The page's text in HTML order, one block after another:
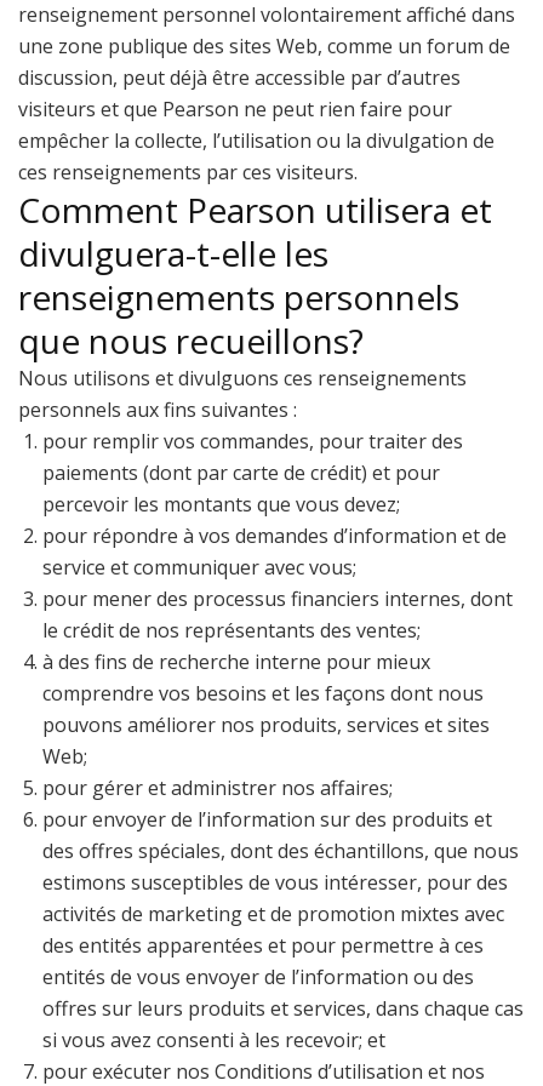
renseignement personnel volontairement affiché dans
une zone publique des sites Web, comme un forum de
discussion, peut déjà être accessible par d’autres
visiteurs et que Pearson ne peut rien faire pour
empêcher la collecte, l’utilisation ou la divulgation de
ces renseignements par ces visiteurs.
Comment Pearson utilisera et
divulguera-t-elle les
renseignements personnels
que nous recueillons?
Nous utilisons et divulguons ces renseignements
personnels aux fins suivantes :
pour remplir vos commandes, pour traiter des
paiements (dont par carte de crédit) et pour
percevoir les montants que vous devez;
pour répondre à vos demandes d’information et de
service et communiquer avec vous;
pour mener des processus financiers internes, dont
le crédit de nos représentants des ventes;
à des fins de recherche interne pour mieux
comprendre vos besoins et les façons dont nous
pouvons améliorer nos produits, services et sites
Web;
pour gérer et administrer nos affaires;
pour envoyer de l’information sur des produits et
des offres spéciales, dont des échantillons, que nous
estimons susceptibles de vous intéresser, pour des
activités de marketing et de promotion mixtes avec
des entités apparentées et pour permettre à ces
entités de vous envoyer de l’information ou des
offres sur leurs produits et services, dans chaque cas
si vous avez consenti à les recevoir; et
pour exécuter nos Conditions d’utilisation et nos